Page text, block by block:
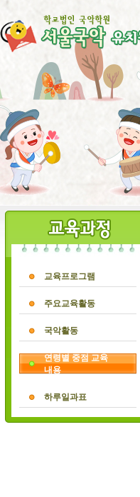
교육프로그램
주요교육활동
국악활동
연령별 중점 교육
내용
하루일과표